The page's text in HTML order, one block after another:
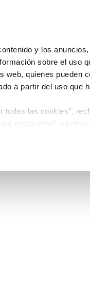
y los
sobre el uso
web, quienes pueden
a partir del uso que
todas las cookies”,
necesarias” o